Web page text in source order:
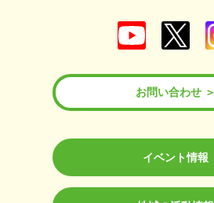
お問い合わせ
イベント情報